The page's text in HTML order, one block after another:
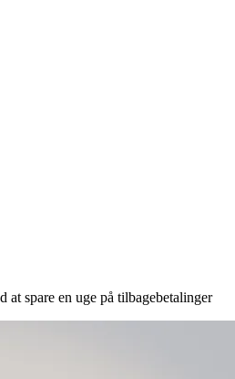
at spare en uge på tilbagebetalinger